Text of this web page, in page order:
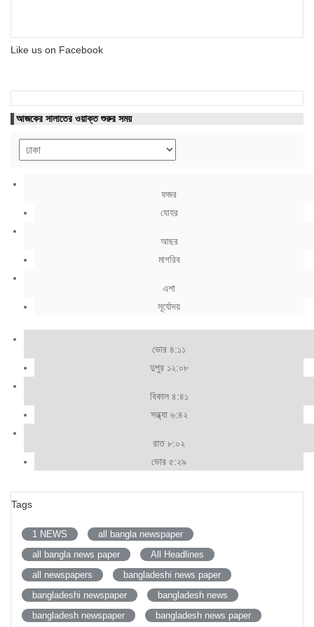
Like us on Facebook
আজকের সালাতের ওয়াক্ত শুরুর সময়
ফজর
যোহর
আছর
মাগরিব
এশা
সূর্যোদয়
ভোর ৪:১১
দুপুর ১২:০৮
বিকাল ৪:৪১
সন্ধ্যা ৬:৪২
রাত ৮:০২
ভোর ৫:২৯
Tags
1 NEWS
all bangla newspaper
all bangla news paper
All Headlines
all newspapers
bangladeshi news paper
bangladeshi newspaper
bangladesh news
bangladesh newspaper
bangladesh news paper